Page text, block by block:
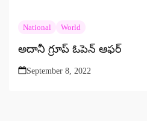
National World
అదానీ గ్రూప్‌ ఓపెన్‌ ఆఫర్‌
September 8, 2022